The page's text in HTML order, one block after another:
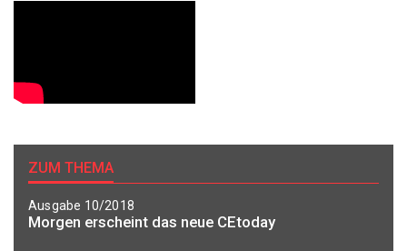
ZUM THEMA
Ausgabe 10/2018
Morgen erscheint das neue CEtoday